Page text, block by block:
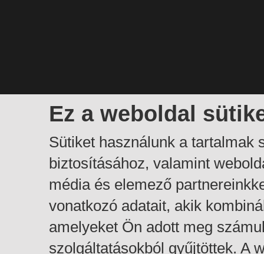
Ez a weboldal
Sütiket használunk a tartalmak
biztosításához, valamint
média és elemező
vonatkozó adatait, akik
amelyeket Ön adott meg
szolgáltatásokból gyűjtöttek. A